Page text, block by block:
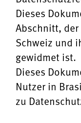
Landessekretariat
Bäuerliche
Hofgeschichten
Dieses
Abschnitt,
Schweiz und
gewidmet ist.
Dieses
Nutzer in
zu